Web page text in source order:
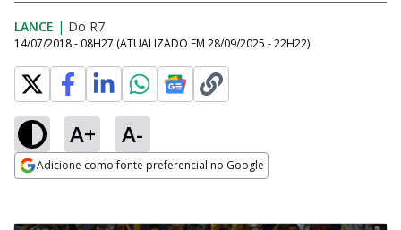
LANCE | Do R7
14/07/2018 - 08H27 (ATUALIZADO EM 28/09/2025 - 22H22)
A+ A-
Adicione como fonte preferencial no Google